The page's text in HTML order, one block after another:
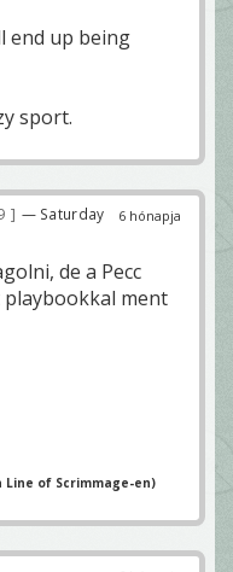
end up being
sport.
6 hónapja
— Saturday
de a Pecc
ment
of Scrimmage-en)